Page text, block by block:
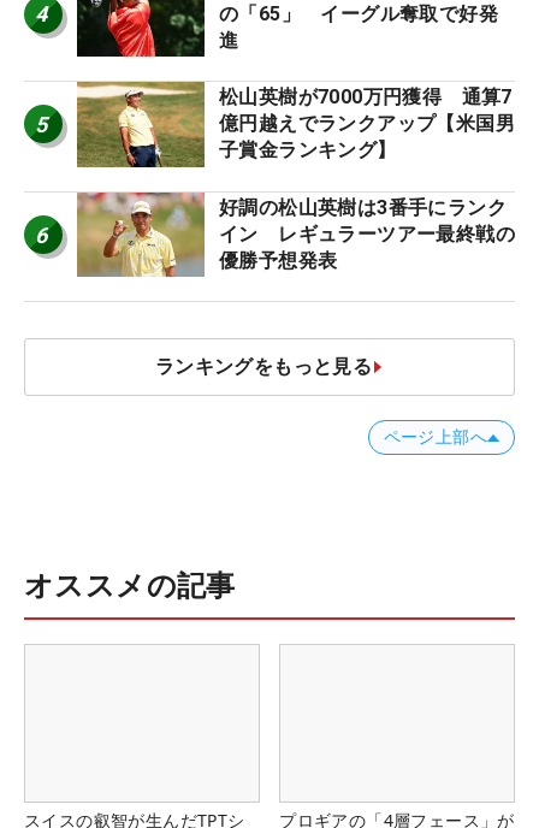
4
の「65」 イーグル奪取で好発
進
5
松山英樹が7000万円獲得 通算7
億円越えでランクアップ【米国男
子賞金ランキング】
6
好調の松山英樹は3番手にランク
イン レギュラーツアー最終戦の
優勝予想発表
ランキングをもっと見る
ページ上部へ
オススメの記事
スイスの叡智が生んだTPTシ プロギアの「4層フェース」が